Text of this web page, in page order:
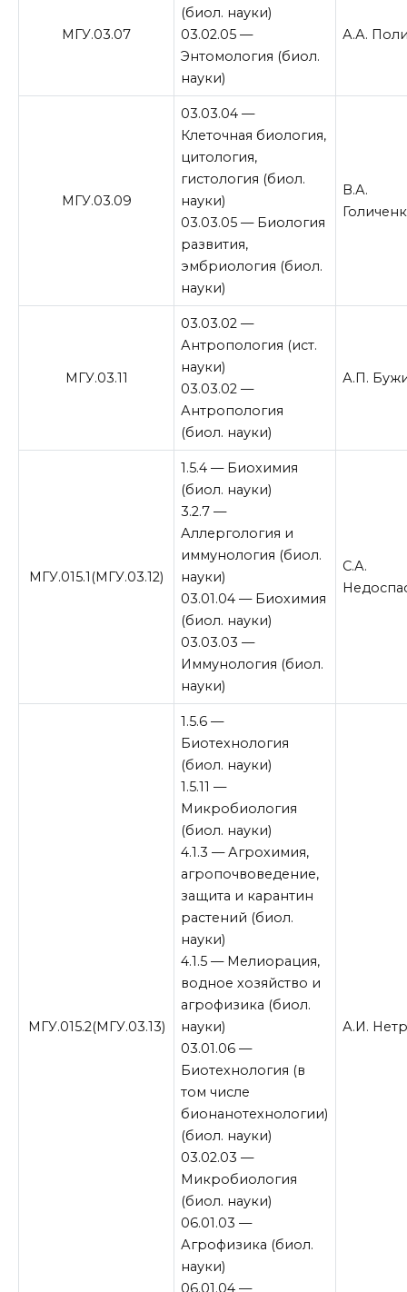
МГУ.03.07
(биол. науки)
03.02.05 —
Энтомология (биол.
науки)
А.А.
МГУ.03.09
03.03.04 —
Клеточная биология,
цитология,
гистология (биол.
науки)
03.03.05 — Биология
развития,
эмбриология (биол.
науки)
В.А.
МГУ.03.11
03.03.02 —
Антропология (ист.
науки)
03.03.02 —
Антропология
(биол. науки)
А.П.
МГУ.015.1(МГУ.03.12)
1.5.4 — Биохимия
(биол. науки)
3.2.7 —
Аллергология и
иммунология (биол.
науки)
03.01.04 — Биохимия
(биол. науки)
03.03.03 —
Иммунология (биол.
науки)
С.А.
МГУ.015.2(МГУ.03.13)
1.5.6 —
Биотехнология
(биол. науки)
1.5.11 —
Микробиология
(биол. науки)
4.1.3 — Агрохимия,
агропочвоведение,
защита и карантин
растений (биол.
науки)
4.1.5 — Мелиорация,
водное хозяйство и
агрофизика (биол.
науки)
03.01.06 —
Биотехнология (в
том числе
бионанотехнологии)
(биол. науки)
03.02.03 —
Микробиология
(биол. науки)
06.01.03 —
Агрофизика (биол.
науки)
06.01.04 —
А.И.